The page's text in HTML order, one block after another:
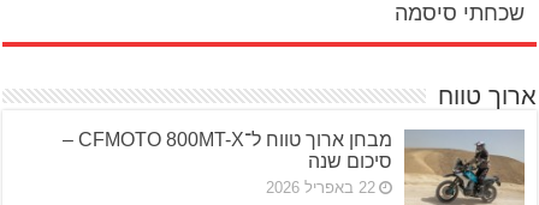
שכחתי סיסמה
ארוך טווח
מבחן ארוך טווח ל־CFMOTO 800MT-X –
סיכום שנה
22 באפריל 2026